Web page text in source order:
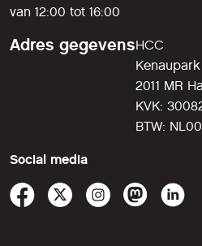
van 12:00 tot 16:00
Adres gegevensHCC
2011 MR
KVK:
BTW:
Social media